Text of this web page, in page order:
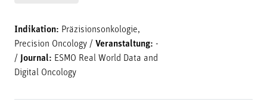
Indikation: Präzisionsonkologie,
Precision Oncology / Veranstaltung: -
/
Journal: ESMO Real World Data and
Digital Oncology